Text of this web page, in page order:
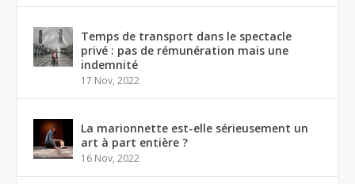
Temps de transport dans le spectacle
privé : pas de rémunération mais une
indemnité
17 Nov, 2022
La marionnette est-elle sérieusement un
art à part entière ?
16 Nov, 2022